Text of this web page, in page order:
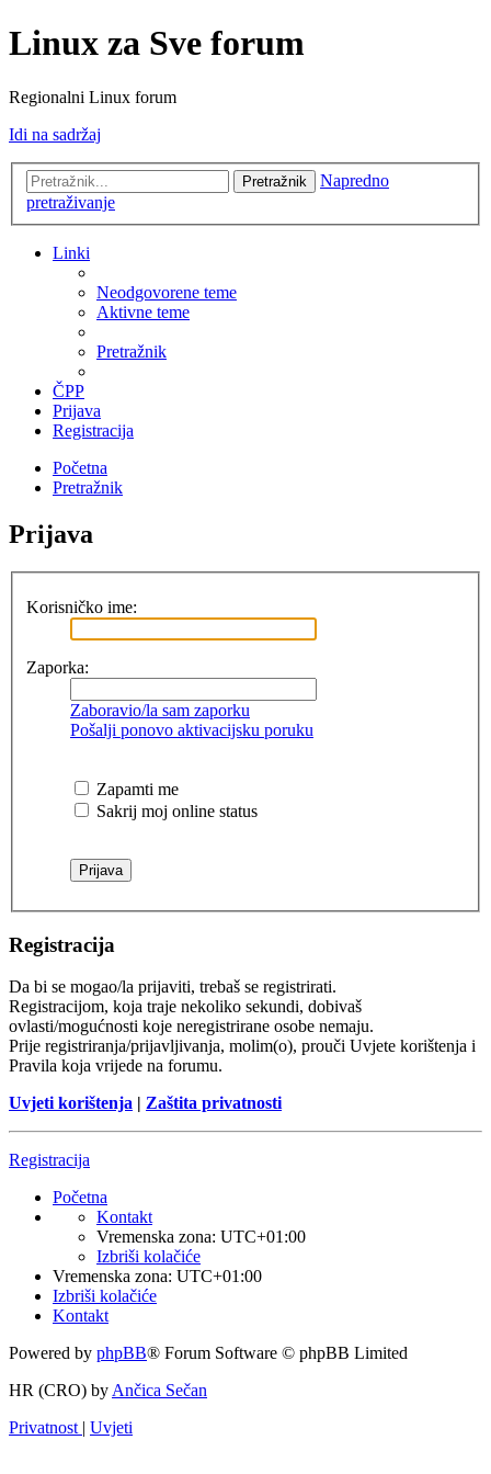
Linux za Sve forum
Regionalni Linux forum
Idi na sadržaj
Pretražnik
Napredno
pretraživanje
Linki
Neodgovorene teme
Aktivne teme
Pretražnik
ČPP
Prijava
Registracija
Početna
Pretražnik
Prijava
Korisničko ime:
Zaporka:
Zaboravio/la sam zaporku
Pošalji ponovo aktivacijsku poruku
Zapamti me
Sakrij moj online status
Registracija
Da bi se mogao/la prijaviti, trebaš se registrirati.
Registracijom, koja traje nekoliko sekundi, dobivaš
ovlasti/mogućnosti koje neregistrirane osobe nemaju.
Prije registriranja/prijavljivanja, molim(o), prouči Uvjete korištenja i
Pravila koja vrijede na forumu.
Uvjeti korištenja | Zaštita privatnosti
Registracija
Početna
Kontakt
Vremenska zona: UTC+01:00
Izbriši kolačiće
Vremenska zona: UTC+01:00
Izbriši kolačiće
Kontakt
Powered by phpBB® Forum Software © phpBB Limited
HR (CRO) by Ančica Sečan
Privatnost | Uvjeti